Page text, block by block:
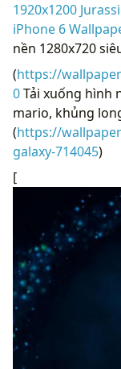
1920x1200
iPhone 6
nền 1280x720
(https://
0Tải xuống hình
mario, khủng
(https://
galaxy-714045)
[